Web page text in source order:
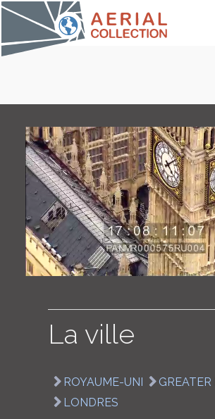
La ville
ROYAUME-UNI
LONDRES